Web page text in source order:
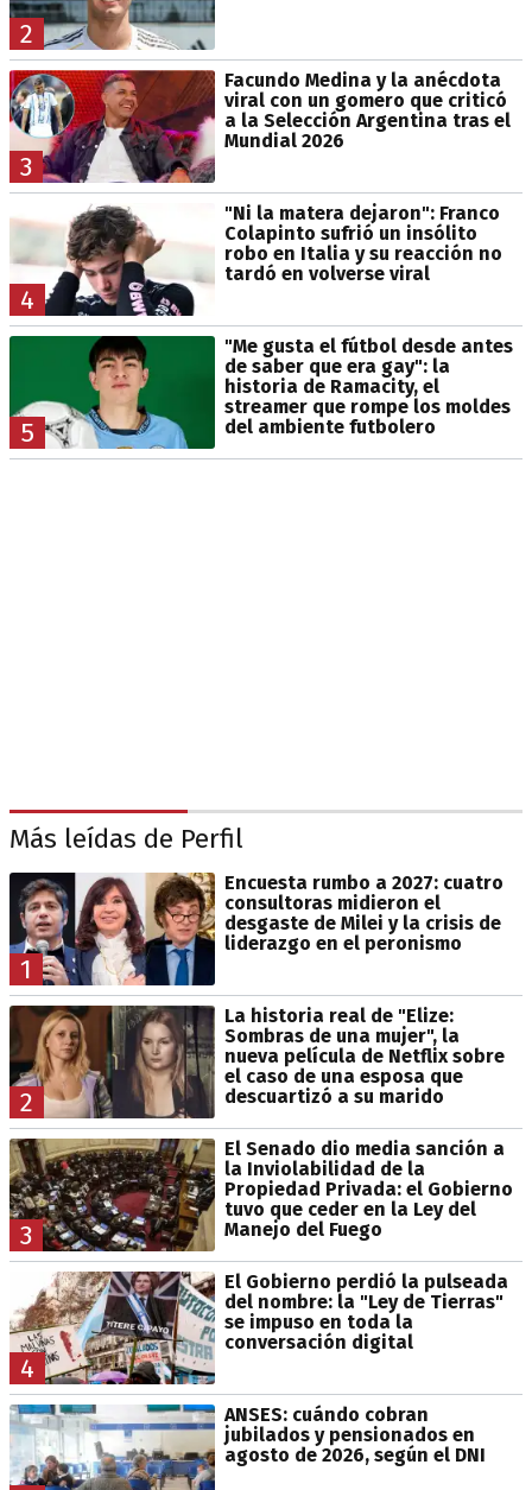
2
3
Facundo Medina y la anécdota
viral con un gomero que criticó
a la Selección Argentina tras el
Mundial 2026
4
"Ni la matera dejaron": Franco
Colapinto sufrió un insólito
robo en Italia y su reacción no
tardó en volverse viral
5
"Me gusta el fútbol desde antes
de saber que era gay": la
historia de Ramacity, el
streamer que rompe los moldes
del ambiente futbolero
Más leídas de Perfil
1
Encuesta rumbo a 2027: cuatro
consultoras midieron el
desgaste de Milei y la crisis de
liderazgo en el peronismo
2
La historia real de "Elize:
Sombras de una mujer", la
nueva película de Netflix sobre
el caso de una esposa que
descuartizó a su marido
3
El Senado dio media sanción a
la Inviolabilidad de la
Propiedad Privada: el Gobierno
tuvo que ceder en la Ley del
Manejo del Fuego
4
El Gobierno perdió la pulseada
del nombre: la "Ley de Tierras"
se impuso en toda la
conversación digital
ANSES: cuándo cobran
jubilados y pensionados en
agosto de 2026, según el DNI